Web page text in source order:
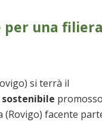
per una filiera
si terrà il
promosso
(Rovigo) facente